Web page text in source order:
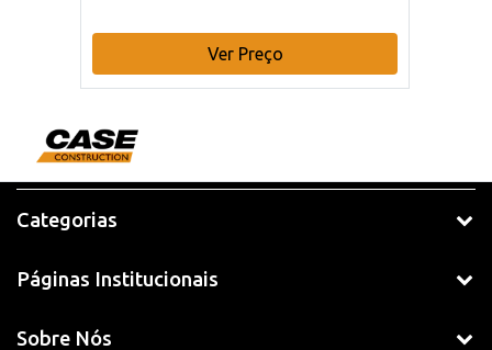
Ver Preço
Categorias
Páginas Institucionais
Sobre Nós